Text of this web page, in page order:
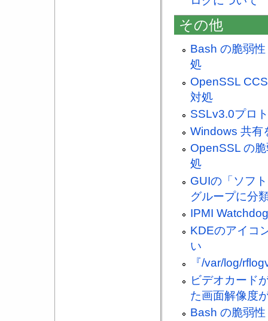
その他
Bash の脆弱
処
OpenSSL
対処
SSLv3.0プロ
Windows 共有
OpenSSL の
処
GUIの「ソフ
グループに分
IPMI
KDEのアイコ
い
『/var/log/
ビデオカード
た画面解像度
Bash の脆弱